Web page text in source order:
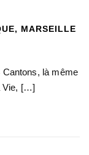
MARSEILLE
là même
Vie, […]